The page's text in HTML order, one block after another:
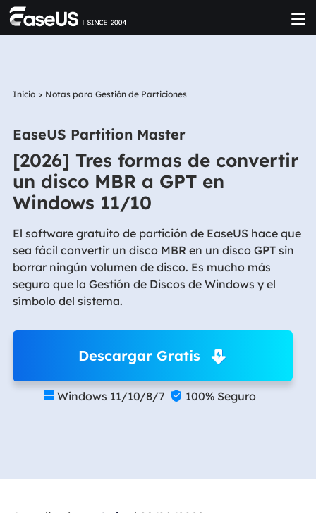
Inicio > Notas para Gestión de Particiones
EaseUS Partition Master
[2026] Tres formas de convertir
un disco MBR a GPT en
Windows 11/10
El software gratuito de partición de EaseUS hace que
sea fácil convertir un disco MBR en un disco GPT sin
borrar ningún volumen de disco. Es mucho más
seguro que la Gestión de Discos de Windows y el
símbolo del sistema.
Descargar Gratis
 Windows 11/10/8/7  100% Seguro